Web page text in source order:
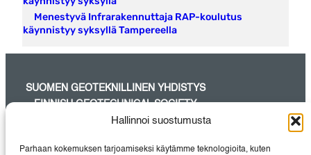
Hallinnoi suostumusta
Parhaan kokemuksen tarjoamiseksi käytämme teknologioita, kuten
Menestyvä Infrarakennuttaja RAP-koulutus
käynnistyy syksyllä Tampereella
SUOMEN GEOTEKNILLINEN YHDISTYS
– FINNISH GEOTECHNICAL SOCIETY